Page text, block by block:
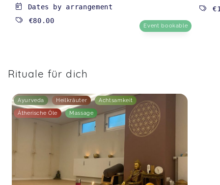
Dates by arrangement
€80.00
Event bookable
Rituale für dich
Ayurveda Heilkräuter Achtsamkeit
Ätherische Öle Massage